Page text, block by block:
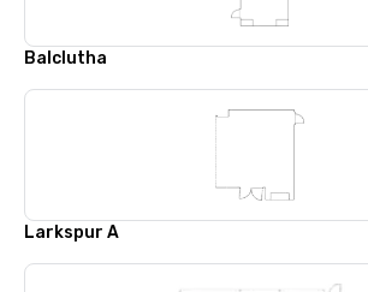
Balclutha
Larkspur A